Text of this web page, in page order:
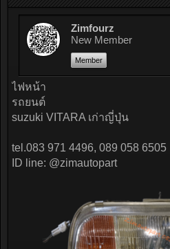
Zimfourz
New Member
Member
ไฟหน้า
รถยนต์
suzuki VITARA เก่าญี่ปุ่น
tel.083 971 4496, 089 058 6505
ID line: @zimautopart